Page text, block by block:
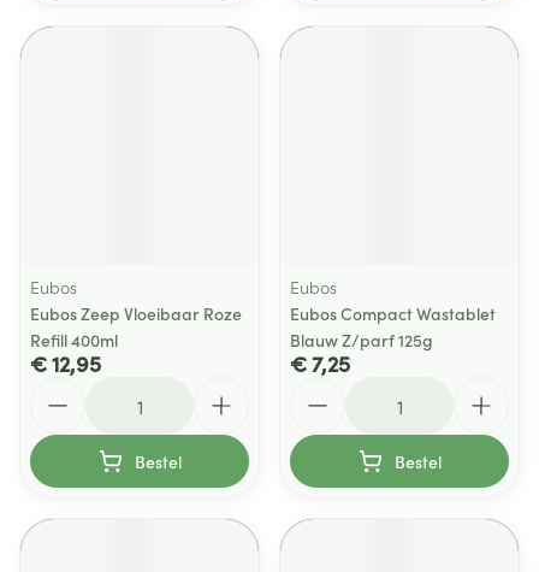
Eubos
Eubos Zeep Vloeibaar Roze
Refill 400ml
€ 12,95
Bestel
Eubos
Eubos Compact Wastablet
Blauw Z/parf 125g
€ 7,25
Bestel